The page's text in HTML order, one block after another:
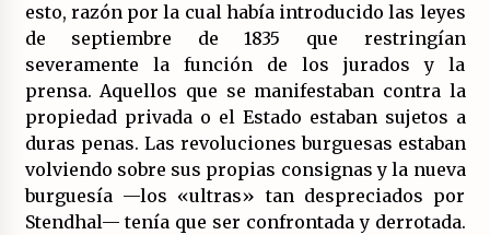
esto, razón por la cual había introducido las leyes
de septiembre de 1835 que restringían
severamente la función de los jurados y la
prensa. Aquellos que se manifestaban contra la
propiedad privada o el Estado estaban sujetos a
duras penas. Las revoluciones burguesas estaban
volviendo sobre sus propias consignas y la nueva
burguesía —los «ultras» tan despreciados por
Stendhal— tenía que ser confrontada y derrotada.